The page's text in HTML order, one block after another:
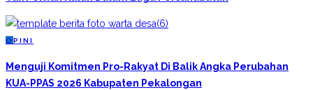
O PINI
Menguji Komitmen Pro-Rakyat Di Balik Angka Perubahan
KUA-PPAS 2026 Kabupaten Pekalongan